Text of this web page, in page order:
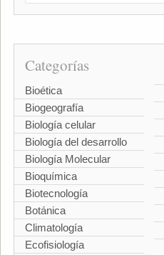
Categorías
Bioética
Biogeografía
Biología celular
Biología del desarrollo
Biología Molecular
Bioquímica
Biotecnología
Botánica
Climatología
Ecofisiología